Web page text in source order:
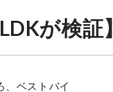
が検証】
、ベストバイ